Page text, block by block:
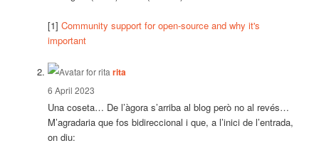
[1] Community support for open-source and why it's
important
ritasays:
6 April 2023
Una coseta… De l’àgora s’arriba al blog però no al revés…
M’agradaria que fos bidireccional i que, a l’inici de l’entrada,
on diu: